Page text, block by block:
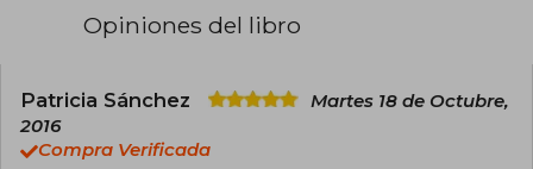
Opiniones del libro
Patricia Sánchez
Martes 18 de Octubre,
2016
Compra Verificada